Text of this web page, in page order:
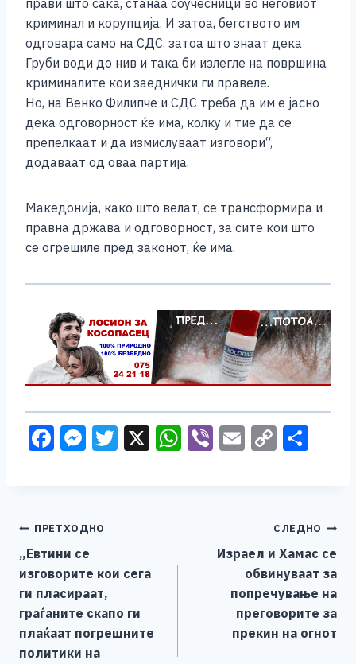
прави што сака, станаа соучесници во неговиот
криминал и корупција. И затоа, бегството им
одговара само на СДС, затоа што знаат дека
Груби води до нив и така би излегле на површина
криминалите кои заеднички ги правеле.
Но, на Венко Филипче и СДС треба да им е јасно
дека одговорност ќе има, колку и тие да се
препелкаат и да измислуваат изговори“,
додаваат од оваа партија.
Македонија, како што велат, се трансформира и
правна држава и одговорност, за сите кои што
се огрешиле пред законот, ќе има.
F
b
o
o
k
M
n
g
er
T X W Vi E C
Li
n
k
Навигација
на
напис
ПРЕТХОДНО
„Евтини се
изговорите кои сега
ги пласираат,
граѓаните скапо ги
плаќаат погрешните
политики на
СЛЕДНО
Израел и Хамас се
обвинуваат за
попречување на
преговорите за
прекин на огнот